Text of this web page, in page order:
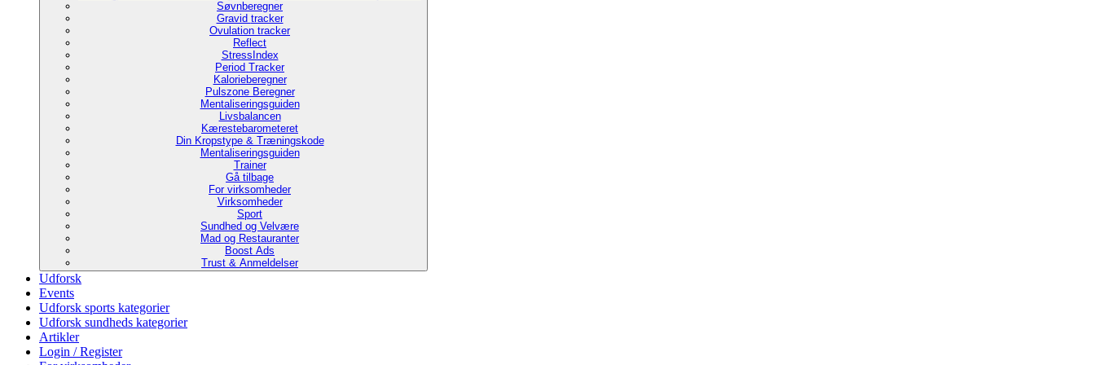
Søvnberegner
Gravid tracker
Ovulation tracker
Reflect
StressIndex
Period Tracker
Kalorieberegner
Pulszone Beregner
Mentaliseringsguiden
Livsbalancen
Kærestebarometeret
Din Kropstype & Træningskode
Mentaliseringsguiden
Trainer
Gå tilbage
For virksomheder
Virksomheder
Sport
Sundhed og Velvære
Mad og Restauranter
Boost Ads
Trust & Anmeldelser
Udforsk
Events
Udforsk sports kategorier
Udforsk sundheds kategorier
Artikler
Login / Register